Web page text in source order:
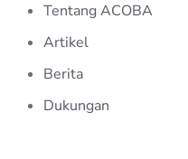
Tentang ACOBA
Artikel
Berita
Dukungan